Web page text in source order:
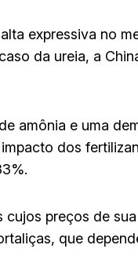
expressiva no
da ureia, a
amônia e uma
dos
preços de
que